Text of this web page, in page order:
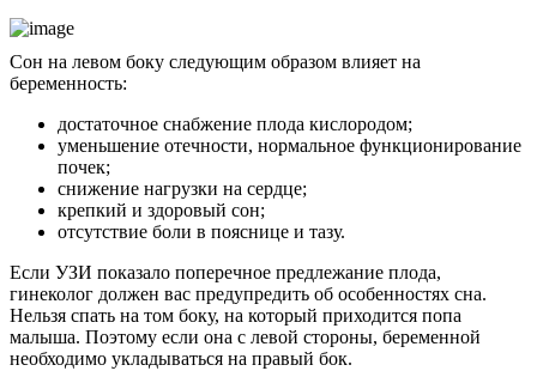
Сон на левом боку следующим образом влияет на
беременность:
достаточное снабжение плода кислородом;
уменьшение отечности, нормальное функционирование
почек;
снижение нагрузки на сердце;
крепкий и здоровый сон;
отсутствие боли в пояснице и тазу.
Если УЗИ показало поперечное предлежание плода,
гинеколог должен вас предупредить об особенностях сна.
Нельзя спать на том боку, на который приходится попа
малыша. Поэтому если она с левой стороны, беременной
необходимо укладываться на правый бок.